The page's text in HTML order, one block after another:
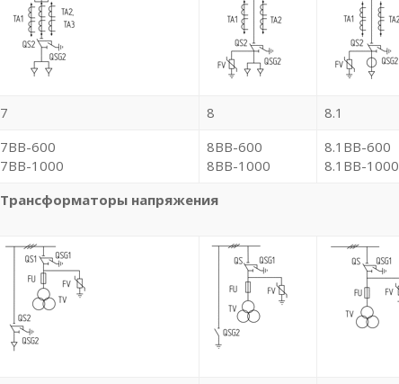
7 8 8.1
7BB-600
7BB-1000
8BB-600
8BB-1000
8.1BB-600
8.1BB-1000
Трансформаторы напряжения